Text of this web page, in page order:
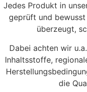
Jedes Produkt in
geprüft und
überzeugt,
Dabei achten wir
Inhaltsstoffe,
die